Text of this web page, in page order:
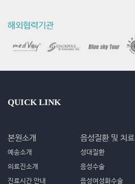
해외협력기관
QUICK LINK
본원소개
예송소개
의료진소개
진료시간 안내
음성질환 및 치료
성대질환
음성수술
음성여성화수술